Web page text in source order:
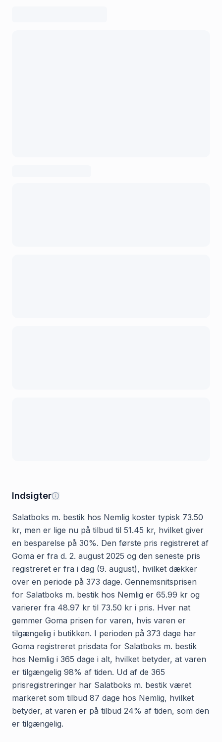
Indsigter
Salatboks m. bestik hos Nemlig koster typisk 73.50
kr, men er lige nu på tilbud til 51.45 kr, hvilket giver
en besparelse på 30%. Den første pris registreret af
Goma er fra d. 2. august 2025 og den seneste pris
registreret er fra i dag (9. august), hvilket dækker
over en periode på 373 dage. Gennemsnitsprisen
for Salatboks m. bestik hos Nemlig er 65.99 kr og
varierer fra 48.97 kr til 73.50 kr i pris. Hver nat
gemmer Goma prisen for varen, hvis varen er
tilgængelig i butikken. I perioden på 373 dage har
Goma registreret prisdata for Salatboks m. bestik
hos Nemlig i 365 dage i alt, hvilket betyder, at varen
er tilgængelig 98% af tiden. Ud af de 365
prisregistreringer har Salatboks m. bestik været
markeret som tilbud 87 dage hos Nemlig, hvilket
betyder, at varen er på tilbud 24% af tiden, som den
er tilgængelig.